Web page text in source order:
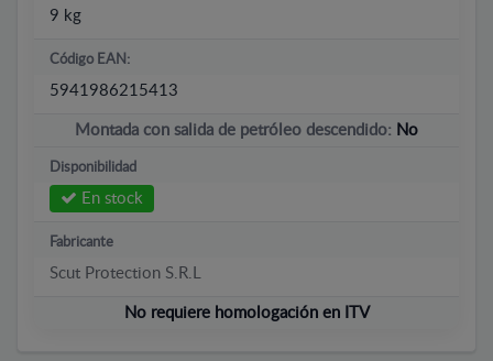
9 kg
Código EAN:
5941986215413
Montada con salida de petróleo descendido: No
Disponibilidad
En stock
Fabricante
Scut Protection S.R.L
No requiere homologación en ITV